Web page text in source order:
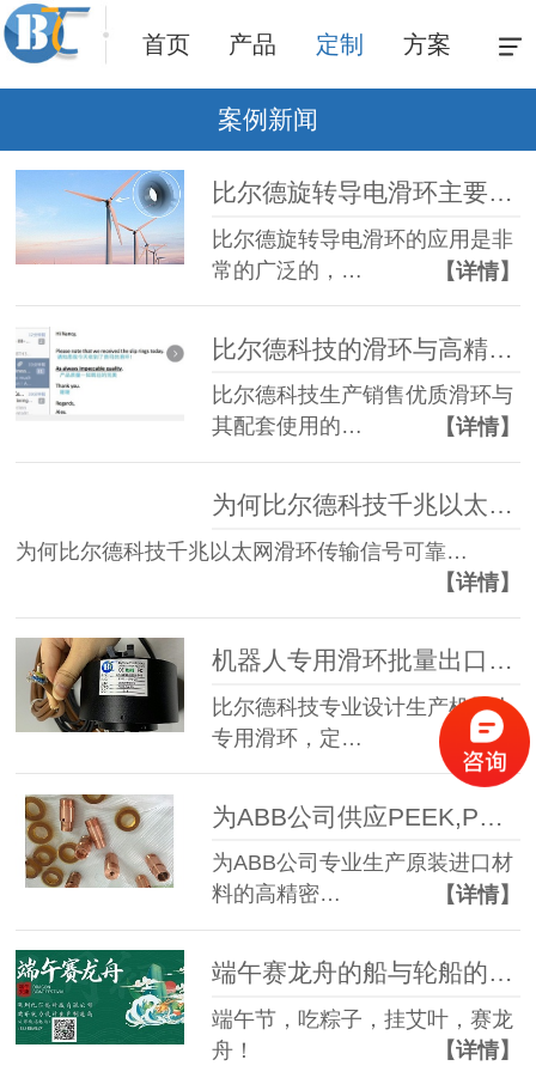
首页 产品 定制 方案
案例新闻
比尔德旋转导电滑环主要运用在哪些领域？
比尔德旋转导电滑环的应用是非
常的广泛的，…
【详情】
比尔德科技的滑环与高精cnc机加零件销往全球各地并收到客户广泛好评
比尔德科技生产销售优质滑环与
其配套使用的…
【详情】
为何比尔德科技千兆以太网滑环传输千兆以太网信号可靠？
为何比尔德科技千兆以太网滑环传输信号可靠…
【详情】
机器人专用滑环批量出口英国
比尔德科技专业设计生产机器人
专用滑环，定…
【详情】
为ABB公司专业生产原装进口材
料的高精密…
【详情】
端午赛龙舟的船与轮船的区别涡轮机滑环
端午节，吃粽子，挂艾叶，赛龙
舟！
【详情】